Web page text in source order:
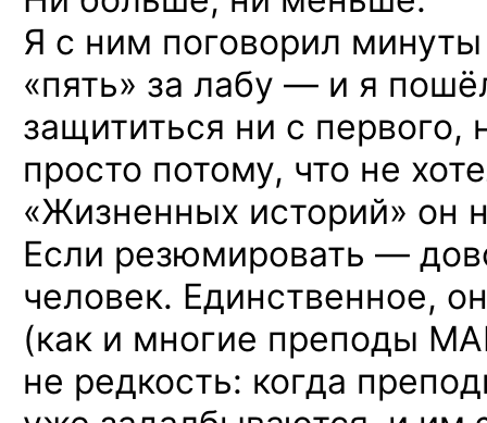
Я с ним поговорил
«пять» за лабу — и я
защититься ни с первого,
просто потому, что не
«Жизненных историй» он
Если резюмировать —
человек. Единственное,
(как и многие преподы
не редкость: когда